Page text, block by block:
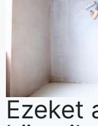
Ezeket